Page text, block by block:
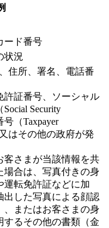
ード番号
状況
住所、署名、電話番
許証番号、ソーシャル
Security
（Taxpayer
はその他の政府が発
客さまが当該情報を共
場合は、写真付きの身
運転免許証などに加
出した写真による顔認
、またはお客さまの身
するその他の書類（金